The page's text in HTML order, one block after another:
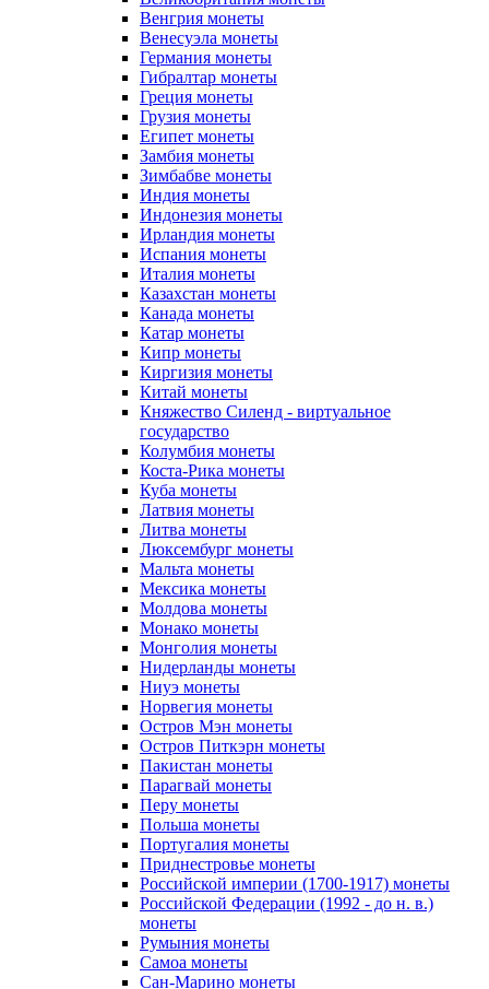
Венгрия монеты
Венесуэла монеты
Германия монеты
Гибралтар монеты
Греция монеты
Грузия монеты
Египет монеты
Замбия монеты
Зимбабве монеты
Индия монеты
Индонезия монеты
Ирландия монеты
Испания монеты
Италия монеты
Казахстан монеты
Канада монеты
Катар монеты
Кипр монеты
Киргизия монеты
Китай монеты
Княжество Силенд - виртуальное
государство
Колумбия монеты
Коста-Рика монеты
Куба монеты
Латвия монеты
Литва монеты
Люксембург монеты
Мальта монеты
Мексика монеты
Молдова монеты
Монако монеты
Монголия монеты
Нидерланды монеты
Ниуэ монеты
Норвегия монеты
Остров Мэн монеты
Остров Питкэрн монеты
Пакистан монеты
Парагвай монеты
Перу монеты
Польша монеты
Португалия монеты
Приднестровье монеты
Российской империи (1700-1917) монеты
Российской Федерации (1992 - до н. в.)
монеты
Румыния монеты
Самоа монеты
Сан-Марино монеты